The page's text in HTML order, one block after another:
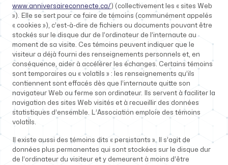
www.anniversaireconnecte.ca/ ) (collectivement les « sites Web
»). Elle se sert pour ce faire de témoins (communément appelés
« cookies »), c’est-à-dire de fichiers ou documents pouvant être
stockés sur le disque dur de l’ordinateur de l’internaute au
moment de sa visite. Ces témoins peuvent indiquer que le
visiteur a déjà fourni des renseignements personnels et, en
conséquence, aider à accélérer les échanges. Certains témoins
sont temporaires ou « volatils » : les renseignements qu’ils
contiennent sont effacés dès que l’internaute quitte son
navigateur Web ou ferme son ordinateur. Ils servent à faciliter la
navigation des sites Web visités et à recueillir des données
statistiques d’ensemble. L’Association emploie des témoins
volatils.
Il existe aussi des témoins dits « persistants ». Il s’agit de
données plus permanentes qui sont stockées sur le disque dur
de l’ordinateur du visiteur et y demeurent à moins d’être